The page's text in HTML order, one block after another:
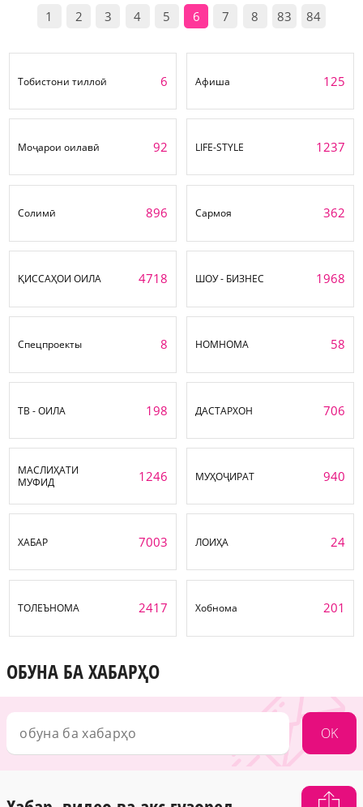
1 2 3 4 5 6 7 8 83 84
Тобистони тиллоӣ 6 Афиша 125
Моҷарои оилавӣ 92 LIFE-STYLE 1237
Солимӣ 896 Сармоя 362
ҚИССАҲОИ ОИЛА 4718 ШОУ - БИЗНЕС 1968
Спецпроекты 8 НОМНОМА 58
ТВ - ОИЛА 198 ДАСТАРХОН 706
МАСЛИҲАТИ
МУФИД
1246 МУҲОҶИРАТ 940
ХАБАР 7003 ЛОИҲА 24
ТОЛЕЪНОМА 2417 Хобнома 201
ОБУНА БА ХАБАРҲО
OK